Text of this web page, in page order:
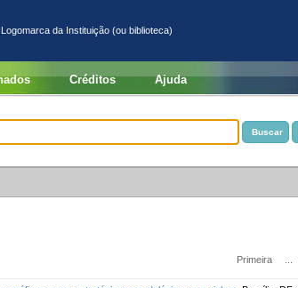
Logomarca da Instituição (ou biblioteca)
Créditos Ajuda
Primeira